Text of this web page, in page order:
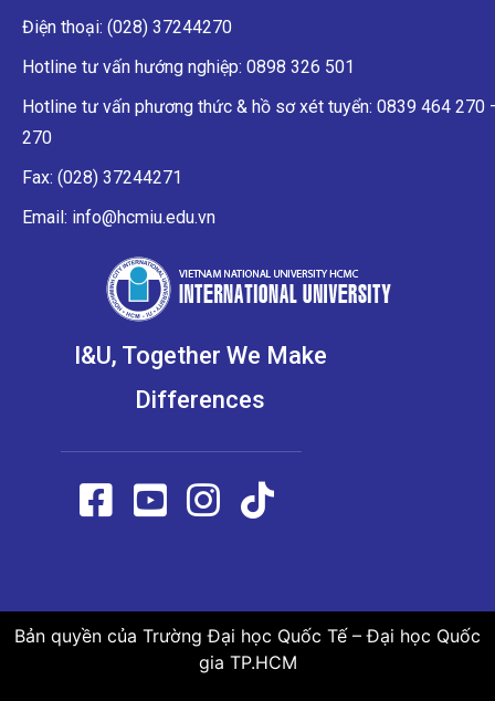
Điện thoại: (028) 37244270
Hotline tư vấn hướng nghiệp: 0898 326 501
Hotline tư vấn phương thức & hồ sơ xét tuyển: 0839 464 270
270
Fax: (028) 37244271
Email: info@hcmiu.edu.vn
I&U, Together We Make
Differences
Bản quyền của Trường Đại học Quốc Tế – Đại học Quốc
gia TP.HCM